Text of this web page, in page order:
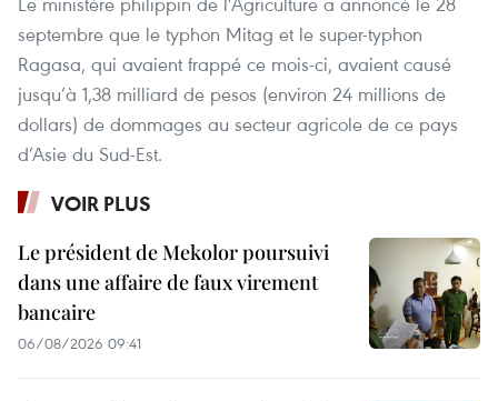
septembre que le typhon Mitag et le super-typhon
Ragasa, qui avaient frappé ce mois-ci, avaient causé
jusqu’à 1,38 milliard de pesos (environ 24 millions de
dollars) de dommages au secteur agricole de ce pays
d’Asie du Sud-Est.
VOIR PLUS
Le président de Mekolor poursuivi
dans une affaire de faux virement
bancaire
06/08/2026 09:41